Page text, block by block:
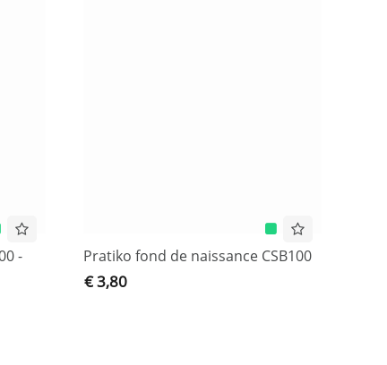
-
Pratiko fond de naissance CSB100
€ 3,80